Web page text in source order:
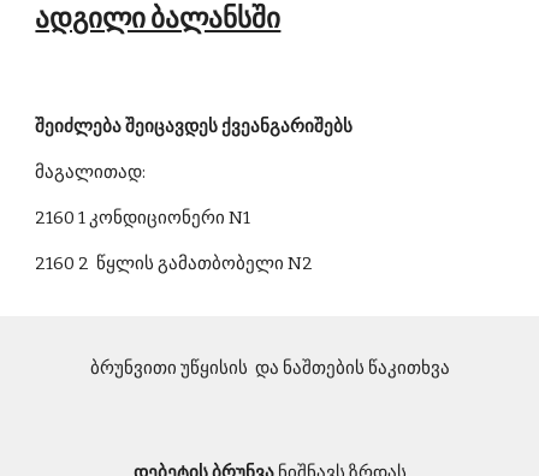
ადგილი ბალანსში
შეიძლება შეიცავდეს ქვეანგარიშებს
მაგალითად:
2160 1 კონდიციონერი N1
2160 2  წყლის გამათბობელი N2
ბრუნვითი უწყისის  და ნაშთების წაკითხვა